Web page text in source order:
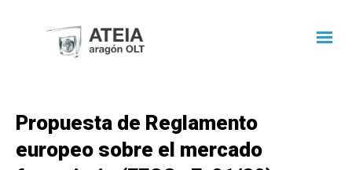
Propuesta de Reglamento
europeo sobre el mercado